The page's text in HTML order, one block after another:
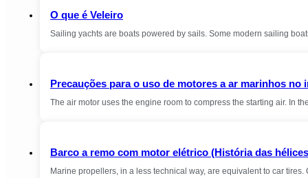
O que é Veleiro
Sailing yachts are boats powered by sails. Some modern sailing
Precauções para o uso de motores a ar marinhos no
The air motor uses the engine room to compress the starting air. In
Barco a remo com motor elétrico (História das
Marine propellers, in a less technical way, are equivalent to car